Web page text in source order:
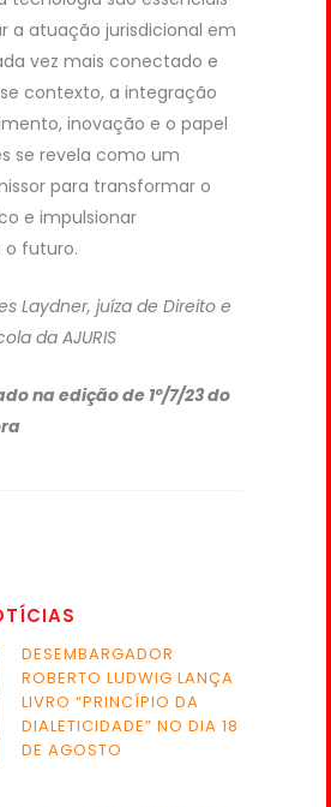
a atuação jurisdicional em
vez mais conectado e
contexto, a integração
inovação e o papel
se revela como um
para transformar o
e impulsionar
o futuro.
Laydner, juíza de Direito e
da AJURIS
na edição de 1º/7/23 do
DESEMBARGADOR
ROBERTO LUDWIG LANÇA
LIVRO “PRINCÍPIO DA
DIALETICIDADE” NO DIA 18
DE AGOSTO